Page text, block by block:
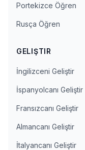
Portekizce Öğren
Rusça Öğren
GELIŞTIR
İngilizceni Geliştir
İspanyolcanı Geliştir
Fransızcanı Geliştir
Almancanı Geliştir
İtalyancanı Geliştir